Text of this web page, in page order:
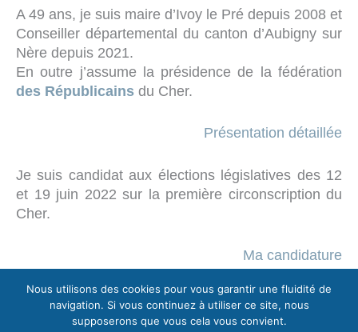
A 49 ans, je suis maire d’Ivoy le Pré depuis 2008 et
Conseiller départemental du canton d’Aubigny sur
Nère depuis 2021.
En outre j’assume la présidence de la fédération
des Républicains du Cher.
Présentation détaillée
Je suis candidat aux élections législatives des 12
et 19 juin 2022 sur la première circonscription du
Cher.
Ma candidature
Nous utilisons des cookies pour vous garantir une fluidité de
navigation. Si vous continuez à utiliser ce site, nous
supposerons que vous cela vous convient.